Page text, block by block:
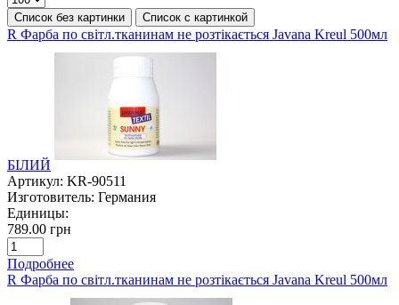
Список без картинки Список с картинкой
R Фарба по світл.тканинам не розтікається Javana Kreul 500мл
БІЛИЙ
Артикул: KR-90511
Изготовитель: Германия
Единицы:
789.00 грн
Подробнее
R Фарба по світл.тканинам не розтікається Javana Kreul 500мл